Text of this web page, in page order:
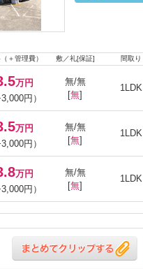
＋管理費） 敷／礼[保証] 間取り
万円
円）
無/無
[無]
1LDK
万円
円）
無/無
[無]
1LDK
万円
円）
無/無
[無]
1LDK